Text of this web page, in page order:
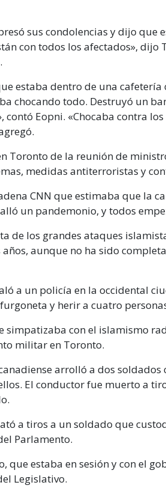
sus condolencias y dijo que
con todos los afectados», dijo
estaba dentro de una
chocando todo. Destruyó un
Eopni. «Chocaba contra
Toronto de la reunión de
medidas antiterroristas y
CNN que estimaba que la
un pandemonio, y todos
de los grandes ataques
aunque no ha sido
a un policía en la occidental
y herir a cuatro
simpatizaba con el islamismo
militar en Toronto.
arrolló a dos soldados
El conductor fue muerto a
a tiros a un soldado que
Parlamento.
que estaba en sesión y con el
Legislativo.